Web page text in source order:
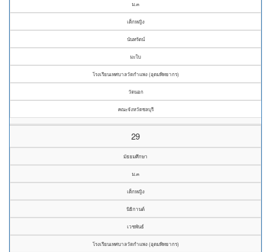
ม.๓
เด็กหญิง
นันทรัตน์
มะใบ
โรงเรียนเทศบาลวัดกำแพง (อุดมพิทยากร)
วัดนอก
คณะจังหวัดชลบุรี
29
มัธยมศึกษา
ม.๓
เด็กหญิง
นิธิกานต์
เวชพันธ์
โรงเรียนเทศบาลวัดกำแพง (อุดมพิทยากร)